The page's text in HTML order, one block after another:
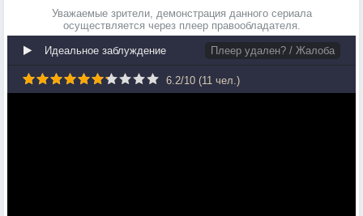
Уважаемые зрители, демонстрация данного сериала
осуществляется через плеер правообладателя.
Идеальное заблуждение Плеер удален? / Жалоба
6.2/10 (11 чел.)